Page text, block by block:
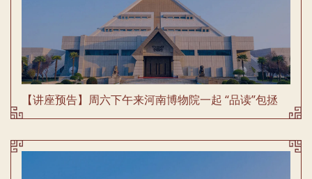
【讲座预告】周六下午来河南博物院一起 “品读”包拯